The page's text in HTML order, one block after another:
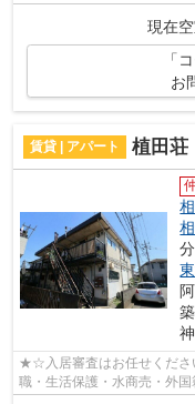
ット非公開の物件からもお探
現在
「
お
賃貸 | アパート 植田荘
★☆入居審査はお任せくだ
職・生活保護・水商売・外